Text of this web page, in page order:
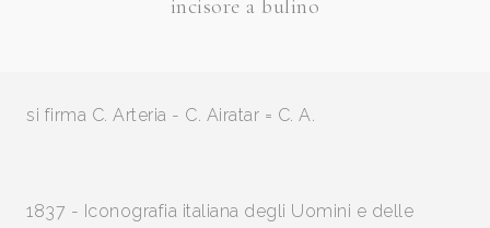
incisore a bulino
si firma C. Arteria - C. Airatar = C. A.
1837 - Iconografia italiana degli Uomini e delle